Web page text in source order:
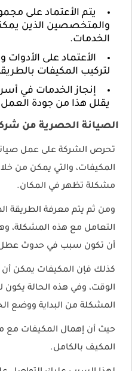
يتم الأعتماد على
والمتخصصين الذين
الخدمات.
الأعتماد على
لتركيب المكيفات
إنجاز الخدمات في
يقلل هذا من جودة
الصيانة الحصرية من
تحرص الشركة على عمل
المكيفات، والتي يمكن من
مشكلة تظهر في المكان.
ومن ثم يتم معرفة الطريقة
التعامل مع هذه المشكلة،
أن تكون سبب في حدوث عطل
كذلك فإن المكيفات يمكن
الوقت، وفي هذه الحالة يكون
المشكلة من البداية ووضع
حيث أن إهمال المكيفات مع
المكيف بالكامل.